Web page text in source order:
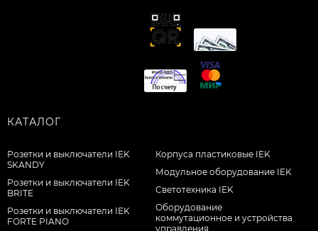
КАТАЛОГ
Розетки и выключатели IEK
SKANDY
Розетки и выключатели IEK
BRITE
Розетки и выключатели IEK
FORTE PIANO
Корпуса пластиковые IEK
Модульное оборудование IEK
Светотехника IEK
Оборудование
коммутационное и устройства
управления